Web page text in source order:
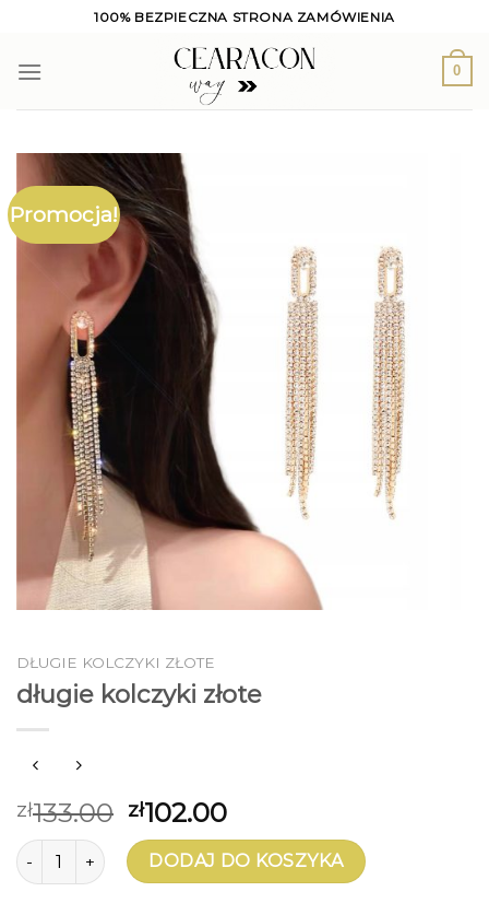
content
100% BEZPIECZNA STRONA ZAMÓWIENIA
0
Promocja!
DŁUGIE KOLCZYKI ZŁOTE
długie kolczyki złote
zł133.00 zł102.00
ilość długie kolczyki złoteDODAJ DO KOSZYKA